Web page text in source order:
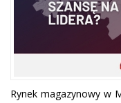
Rynek magazynowy w